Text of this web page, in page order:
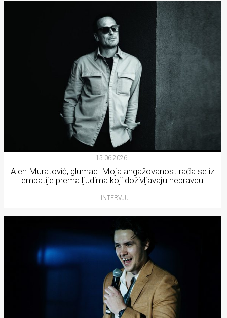
15.06.2026.
Alen Muratović, glumac: Moja angažovanost rađa se iz
empatije prema ljudima koji doživljavaju nepravdu
INTERVJU